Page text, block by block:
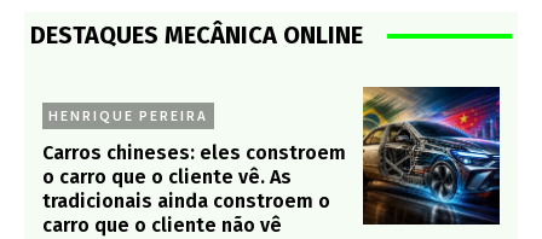
DESTAQUES MECÂNICA ONLINE
HENRIQUE PEREIRA
Carros chineses: eles constroem
o carro que o cliente vê. As
tradicionais ainda constroem o
carro que o cliente não vê